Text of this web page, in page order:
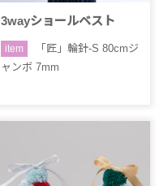
3wayショールベスト
item
「匠」輪針-S 80cmジ
ャンボ 7mm